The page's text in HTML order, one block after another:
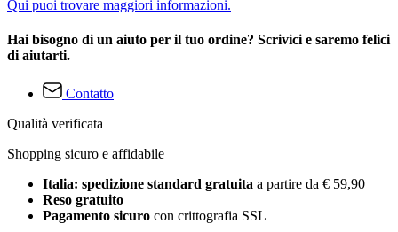
Qui puoi trovare maggiori informazioni.
Hai bisogno di un aiuto per il tuo ordine? Scrivici e saremo felici
di aiutarti.
Contatto
Qualità verificata
Shopping sicuro e affidabile
Italia: spedizione standard gratuita a partire da € 59,90
Reso gratuito
Pagamento sicuro con crittografia SSL